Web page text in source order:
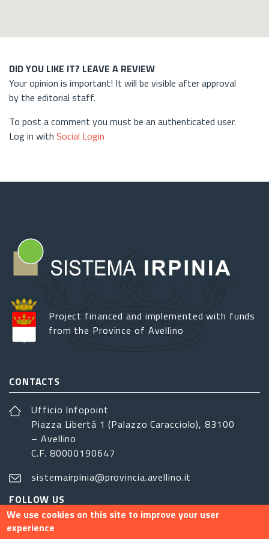
DID YOU LIKE IT? LEAVE A REVIEW
Your opinion is important! It will be visible after approval
by the editorial staff.
To post a comment you must be an authenticated user.
Log in with Social Login
Project financed and implemented with funds
from the Province of Avellino
CONTACTS
Ufficio Infopoint
Piazza Libertá 1 (Palazzo Caracciolo), 83100
– Avellino
C.F. 80000190647
sistemairpinia@provincia.avellino.it
FOLLOW US
We use cookies on this site to improve your user
experience